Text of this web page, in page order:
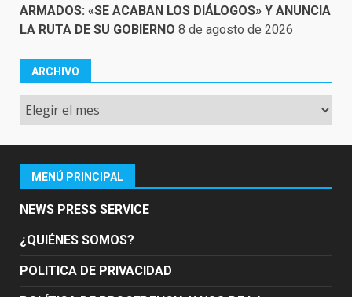
ARMADOS: «SE ACABAN LOS DIÁLOGOS» Y ANUNCIA
LA RUTA DE SU GOBIERNO 8 de agosto de 2026
ARCHIVO
Archivo
MENÚ PRINCIPAL
NEWS PRESS SERVICE
¿QUIÉNES SOMOS?
POLITICA DE PRIVACIDAD